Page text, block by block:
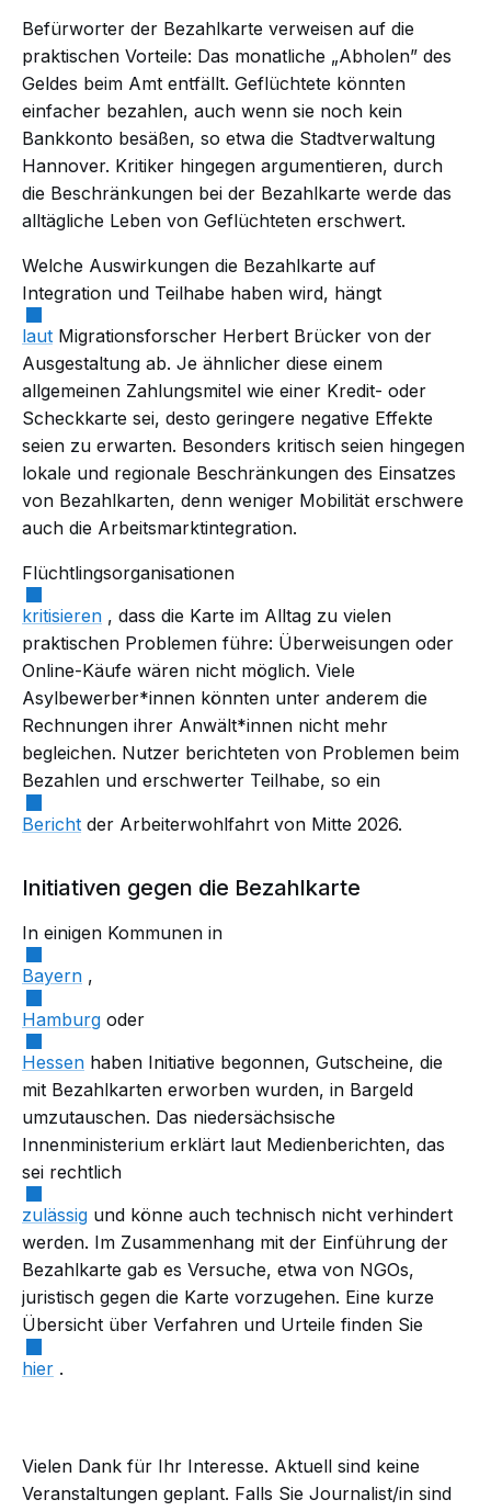
Befürworter der Bezahlkarte verweisen auf die
praktischen Vorteile: Das monatliche „Abholen” des
Geldes beim Amt entfällt. Geflüchtete könnten
einfacher bezahlen, auch wenn sie noch kein
Bankkonto besäßen, so etwa die Stadtverwaltung
Hannover. Kritiker hingegen argumentieren, durch
die Beschränkungen bei der Bezahlkarte werde das
alltägliche Leben von Geflüchteten erschwert.
Welche Auswirkungen die Bezahlkarte auf
Integration und Teilhabe haben wird, hängt
laut Migrationsforscher Herbert Brücker von der
Ausgestaltung ab. Je ähnlicher diese einem
allgemeinen Zahlungsmitel wie einer Kredit- oder
Scheckkarte sei, desto geringere negative Effekte
seien zu erwarten. Besonders kritisch seien hingegen
lokale und regionale Beschränkungen des Einsatzes
von Bezahlkarten, denn weniger Mobilität erschwere
auch die Arbeitsmarktintegration.
Flüchtlingsorganisationen
kritisieren , dass die Karte im Alltag zu vielen
praktischen Problemen führe: Überweisungen oder
Online-Käufe wären nicht möglich. Viele
Asylbewerber*innen könnten unter anderem die
Rechnungen ihrer Anwält*innen nicht mehr
begleichen. Nutzer berichteten von Problemen beim
Bezahlen und erschwerter Teilhabe, so ein
Bericht der Arbeiterwohlfahrt von Mitte 2026.
Initiativen gegen die Bezahlkarte
In einigen Kommunen in
Bayern ,
Hamburg oder
Hessen haben Initiative begonnen, Gutscheine, die
mit Bezahlkarten erworben wurden, in Bargeld
umzutauschen. Das niedersächsische
Innenministerium erklärt laut Medienberichten, das
sei rechtlich
zulässig und könne auch technisch nicht verhindert
werden. Im Zusammenhang mit der Einführung der
Bezahlkarte gab es Versuche, etwa von NGOs,
juristisch gegen die Karte vorzugehen. Eine kurze
Übersicht über Verfahren und Urteile finden Sie
hier .
Vielen Dank für Ihr Interesse. Aktuell sind keine
Veranstaltungen geplant. Falls Sie Journalist/in sind